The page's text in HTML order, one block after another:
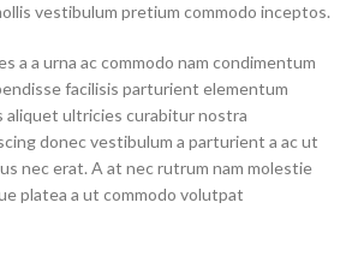
vestibulum pretium commodo inceptos.
a a urna ac commodo nam condimentum
facilisis parturient elementum
aliquet ultricies curabitur nostra
donec vestibulum a parturient a ac ut
nec erat. A at nec rutrum nam molestie
platea a ut commodo volutpat